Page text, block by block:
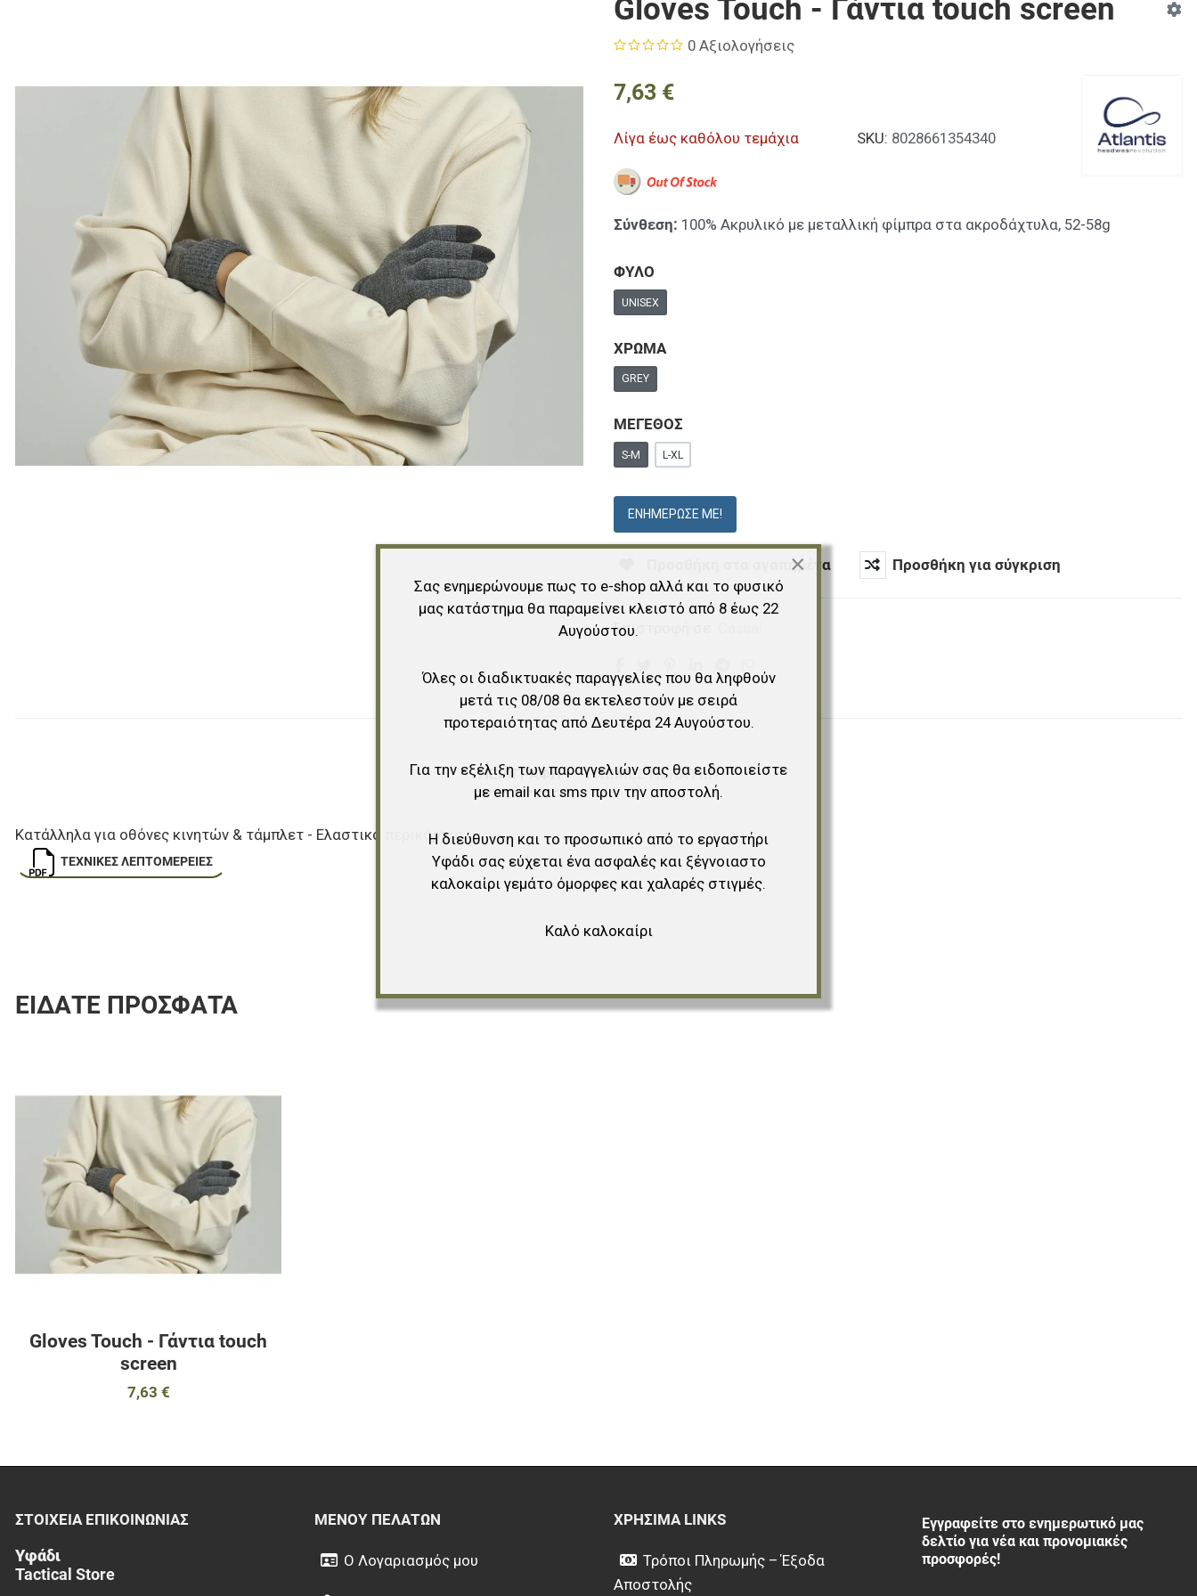
Gloves Touch - Γάντια touch screen
0 Αξιολογήσεις
7,63 €
Λίγα έως καθόλου τεμάχια SKU: 8028661354340
Σύνθεση: 100% Ακρυλικό με μεταλλική φίμπρα στα ακροδάχτυλα, 52-58g
ΦΥΛΟ
UNISEX
ΧΡΩΜΑ
GREY
ΜΕΓΕΘΟΣ
S-M L-XL
ΕΝΗΜΈΡΩΣΕ ΜΕ!
Προσθήκη στα αγαπημένα Προσθήκη για σύγκριση
Επιστροφή σε:
ΠΕΡΙΓΡΑΦΉ ΓΝΏΜΕΣ ΠΕΛΑΤΏΝ
Κατάλληλα για οθόνες κινητών & τάμπλετ - Ελαστικό περικάρπιο
ΤΕΧΝΙΚΈΣ ΛΕΠΤΟΜΈΡΕΙΕΣ
ΕΊΔΑΤΕ ΠΡΌΣΦΑΤΑ
Gloves Touch - Γάντια touch
screen
7,63 €
ΣΤΟΙΧΕΊΑ EΠΙΚΟΙΝΩΝΊΑΣ
Υφάδι
Tactical Store
ΜΕΝΟΎ ΠΕΛΑΤΏΝ
Ο Λογαριασμός μου
ΧΡΉΣΙΜΑ LINKS
Τρόποι Πληρωμής – Έξοδα
Αποστολής
Εγγραφείτε στο ενημερωτικό μας
δελτίο για νέα και προνομιακές
προσφορές!
×
Σας ενημερώνουμε πως το e-shop αλλά και το φυσικό
μας κατάστημα θα παραμείνει κλειστό από 8 έως 22
Αυγούστου.
Όλες οι διαδικτυακές παραγγελίες που θα ληφθούν
μετά τις 08/08 θα εκτελεστούν με σειρά
προτεραιότητας από Δευτέρα 24 Αυγούστου.
Για την εξέλιξη των παραγγελιών σας θα ειδοποιείστε
με email και sms πριν την αποστολή.
Η διεύθυνση και το προσωπικό από το εργαστήρι
Υφάδι σας εύχεται ένα ασφαλές και ξέγνοιαστο
καλοκαίρι γεμάτο όμορφες και χαλαρές στιγμές.
Καλό καλοκαίρι